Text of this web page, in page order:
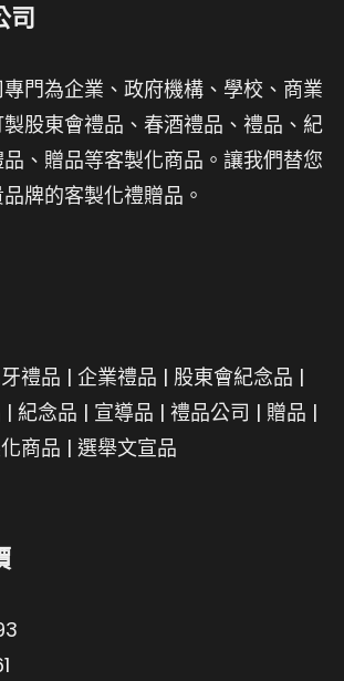
司
門為企業、政府機構、學校、商業
股東會禮品、春酒禮品、禮品、紀
、贈品等客製化商品。讓我們替您
牌的客製化禮贈品。
禮品 | 企業禮品 | 股東會紀念品 |
| 紀念品 | 宣導品 | 禮品公司 | 贈品 |
商品 | 選舉文宣品